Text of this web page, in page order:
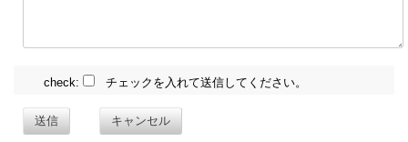
check: チェックを入れて送信してください。
送信 キャンセル